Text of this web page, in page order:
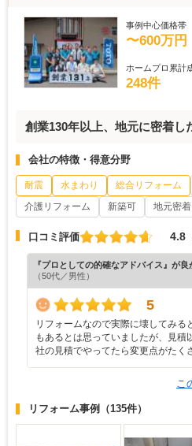
事例中心価格帯
〜600万円
ホームプロ累計
248件
創業130年以上、地元に密着し
会社の特徴・得意分野
耐震 水まわり 総合リフォーム
介護リフォーム
新築可 地元密着
口コミ評価 4.8
『プロとしての的確なアドバイス』が良
（50代／男性）
5
リフォームなので実際に壊してみる
もあるとは思っていましたが、見積
社の見積でやってたら変更点がたく
こ
リフォーム事例 （135件）